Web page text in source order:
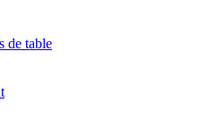
de table